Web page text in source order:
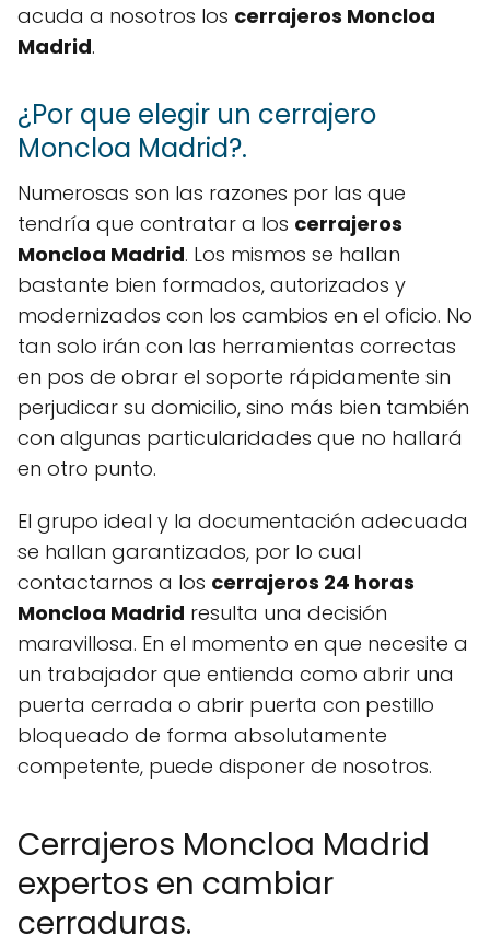
acuda a nosotros los cerrajeros Moncloa
Madrid.
¿Por que elegir un cerrajero
Moncloa Madrid?.
Numerosas son las razones por las que
tendría que contratar a los cerrajeros
Moncloa Madrid. Los mismos se hallan
bastante bien formados, autorizados y
modernizados con los cambios en el oficio. No
tan solo irán con las herramientas correctas
en pos de obrar el soporte rápidamente sin
perjudicar su domicilio, sino más bien también
con algunas particularidades que no hallará
en otro punto.
El grupo ideal y la documentación adecuada
se hallan garantizados, por lo cual
contactarnos a los cerrajeros 24 horas
Moncloa Madrid resulta una decisión
maravillosa. En el momento en que necesite a
un trabajador que entienda como abrir una
puerta cerrada o abrir puerta con pestillo
bloqueado de forma absolutamente
competente, puede disponer de nosotros.
Cerrajeros Moncloa Madrid
expertos en cambiar
cerraduras.